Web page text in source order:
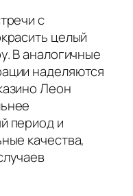
с
целый
В аналогичные
наделяются
Леон
период и
качества,